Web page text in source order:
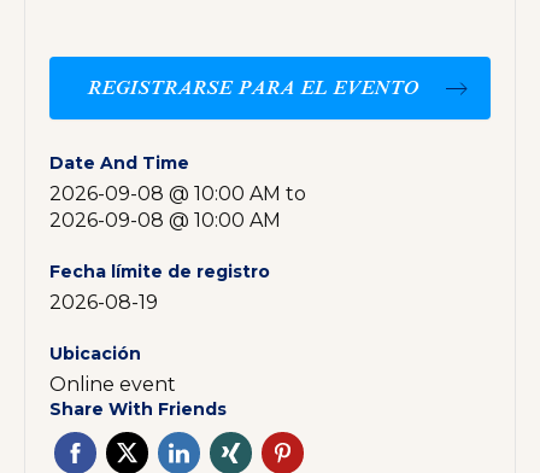
REGISTRARSE PARA EL EVENTO
Date And Time
2026-09-08 @ 10:00 AM to
2026-09-08 @ 10:00 AM
Fecha límite de registro
2026-08-19
Ubicación
Online event
Share With Friends